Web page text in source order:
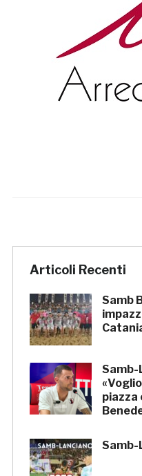
Articoli Recenti
Samb
Samb-
piazza
Samb-